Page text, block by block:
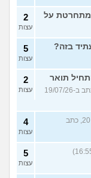
מתחרטת על
2
עצות
5
עצות
תואר
(מדמח, בן 21, כתב ב-19/07/26
2
עצות
(אודי, בן 20, כתב
4
עצות
5
עצות